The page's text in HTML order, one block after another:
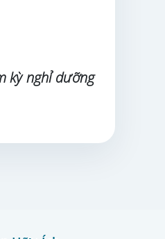
kỳ nghỉ dưỡng